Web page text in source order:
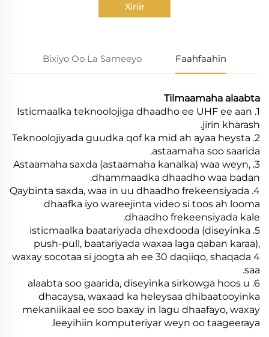
Xiriir
Faahfaahin
Bixiyo Oo La Sameeyo
Tilmaamaha alaabta
1. Isticmaalka teknoolojiga dhaadho ee UHF ee aan
jirin kharash.
2. Teknoolojiyada guudka qof ka mid ah ayaa heysta
astaamaha soo saarida.
3. Astaamaha saxda (astaamaha kanalka) waa weyn,
dhammaadka dhaadho waa badan.
4. Qaybinta saxda, waa in uu dhaadho frekeensiyada
dhaafka iyo wareejinta video si toos ah looma
dhaadho frekeensiyada kale.
5. isticmaalka baatariyada dhexdooda (diseyinka
push-pull, baatariyada waxaa laga qaban karaa),
waxay socotaa si joogta ah ee 30 daqiiqo, shaqada 4
saa.
6. alaabta soo gaarida, diseyinka sirkowga hoos u
dhacaysa, waxaad ka heleysaa dhibaatooyinka
mekaniikaal ee soo baxay in lagu dhaafayo, waxay
leeyihiin komputeriyar weyn oo taageeraya.